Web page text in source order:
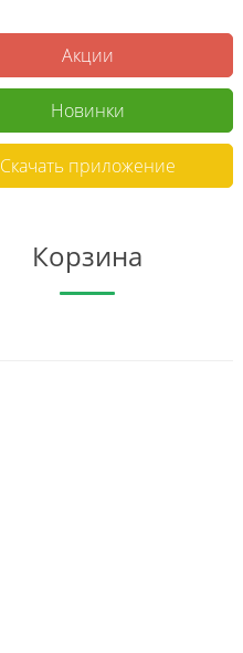
Акции
Новинки
Скачать приложение
Корзина